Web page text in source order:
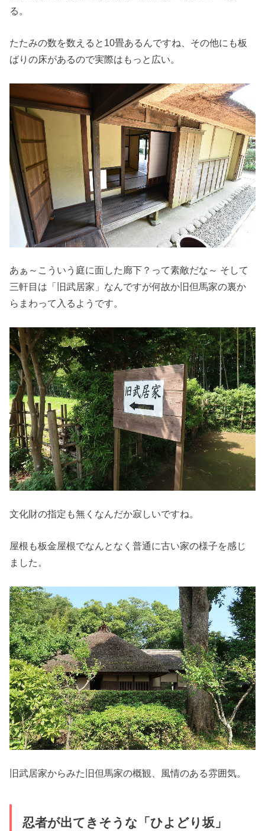
る。
たたみの数を数えると10畳あるんですね、その他にも板
ばりの床があるので実際はもっと広い。
あぁ～こういう庭に面した廊下？って素敵だな～ そして
三軒目は「旧武居家」なんですが何故か旧但馬家の裏か
らまわって入るようです。
文化財の指定も無くなんだか寂しいですね。
屋根も板金屋根でなんとなく普通に古い家の様子を感じ
ました。
旧武居家からみた旧但馬家の概観、風情のある雰囲気。
忍者が出てきそうな「ひよどり坂」